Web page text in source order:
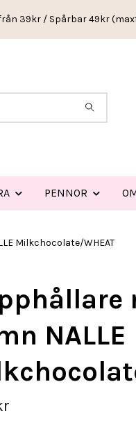
39kr / Spårbar 49kr
PENNOR
Milkchocolate/WHEAT
NALLE